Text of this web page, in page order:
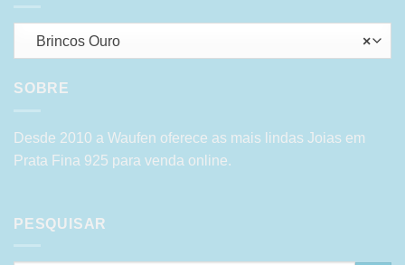
×
Brincos Ouro
SOBRE
Desde 2010 a Waufen oferece as mais lindas Joias em
Prata Fina 925 para venda online.
PESQUISAR